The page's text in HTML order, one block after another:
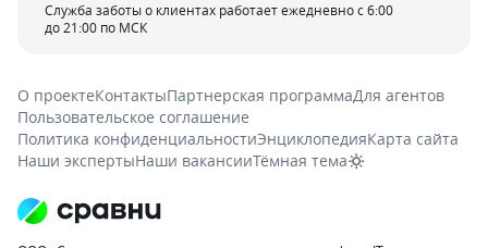
Служба заботы о клиентах работает ежедневно с 6:00
до 21:00 по МСК
О проектеКонтактыПартнерская программаДля агентов
Пользовательское соглашение
Политика конфиденциальностиЭнциклопедияКарта сайта
Наши экспертыНаши вакансииТёмная тема